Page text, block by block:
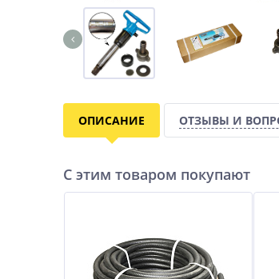
ОПИСАНИЕ ОТЗЫВЫ И
С этим товаром покупают